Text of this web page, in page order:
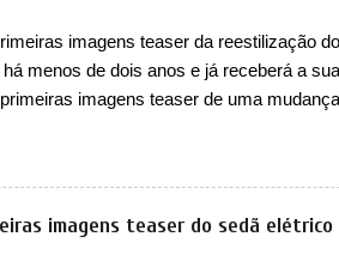
brasileiro, algo que só a Strada fez. Mais
que está ganhando se mexe sim. Ao
imagens teaser da reestilização
menos de dois anos e já receberá a
imagens teaser de uma
no segundo semestre de 2025. Sim,
a ser vendido com mudanças
atualizá-los para a identidade visual mais
para que essa mudança já seja tão
imagens teaser do sedã elétrico